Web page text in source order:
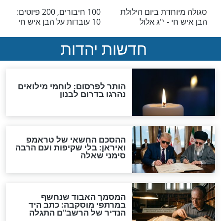
למען כולם! סגולה מיוחדת שהמקיימה מביא
הבן איש חי